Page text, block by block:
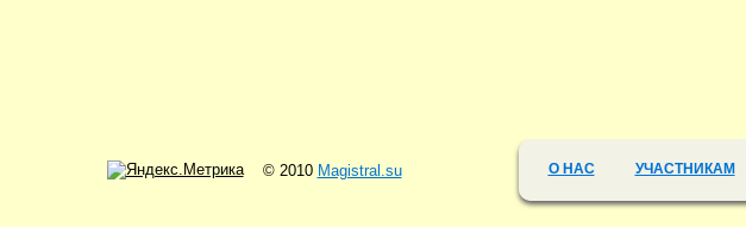
О НАС УЧАСТНИКАМ
© 2010 Magistral.su